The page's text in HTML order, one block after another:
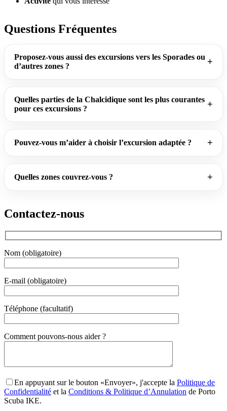
Questions Fréquentes
Proposez-vous aussi des excursions vers les Sporades ou
d’autres zones ?
Quelles parties de la Chalcidique sont les plus courantes
pour ces excursions ?
Pouvez-vous m’aider à choisir l’excursion adaptée ?
Quelles zones couvrez-vous ?
Contactez-nous
Nom (obligatoire)
E-mail (obligatoire)
Téléphone (facultatif)
Gender
Comment pouvons-nous aider ?
En appuyant sur le bouton «Envoyer», j'accepte la Politique de
Confidentialité et la Conditions & Politique d’Annulation de Porto
Scuba IKE.